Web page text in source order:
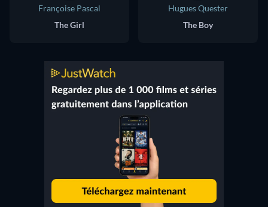
Françoise Pascal
The Girl
Hugues Quester
The Boy